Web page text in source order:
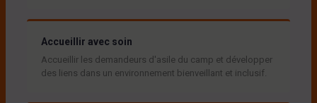
Accueillir avec soin
Accueillir les demandeurs d'asile du camp et développer
des liens dans un environnement bienveillant et inclusif.